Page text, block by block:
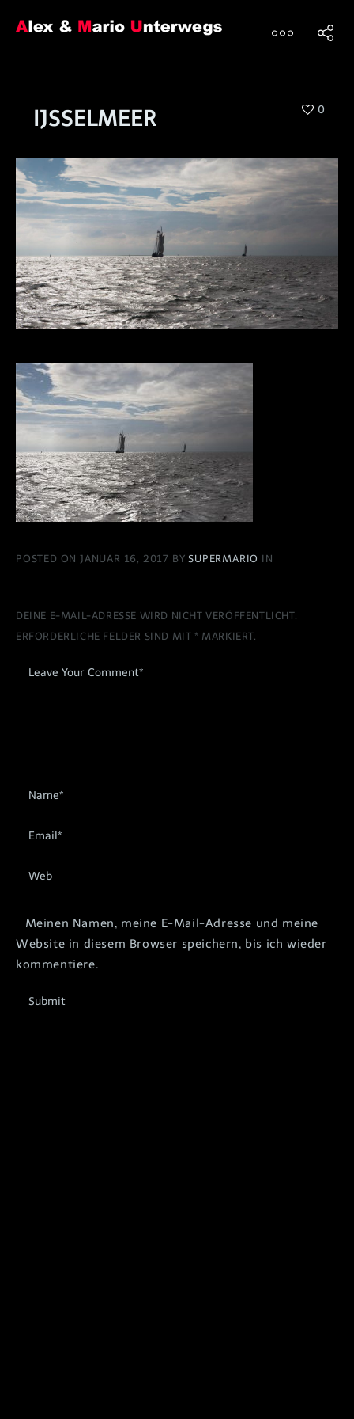
IJSSELMEER 0
POSTED ON JANUAR 16, 2017 BYSUPERMARIO IN
DEINE E-MAIL-ADRESSE WIRD NICHT VERÖFFENTLICHT.
ERFORDERLICHE FELDER SIND MIT* MARKIERT.
Meinen Namen, meine E-Mail-Adresse und meine
Website in diesem Browser speichern, bis ich wieder
kommentiere.
Submit